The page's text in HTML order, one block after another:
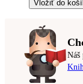
Vložiť do
Náš